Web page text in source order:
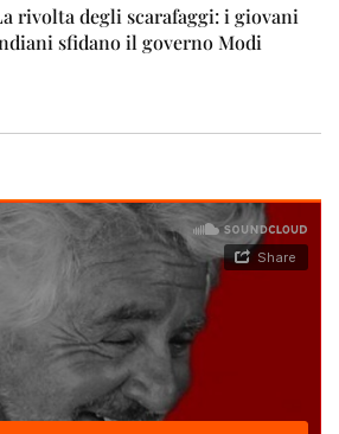
rivolta degli scarafaggi: i giovani
sfidano il governo Modi